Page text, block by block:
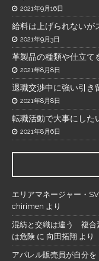
2021年9月16日
給料は上げられないが
2021年9月3日
革製品の種類や仕立て
2021年8月8日
退職交渉中に強い引き
2021年8月8日
転職活動で大事にした
2021年8月6日
エリアマネージャー・
chirimen より
混紡と交織は違う 複合
は危険 に 向田拓翔 より
アパレル販売員が自分